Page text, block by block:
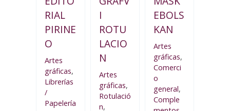
RIAL
PIRINE
O
Artes
gráficas,
Librerías
/
Papelería
I
ROTU
LACIO
N
Artes
gráficas,
Rotulació
n,
EBOLS
KAN
Artes
gráficas,
Comerci
o
general,
Comple